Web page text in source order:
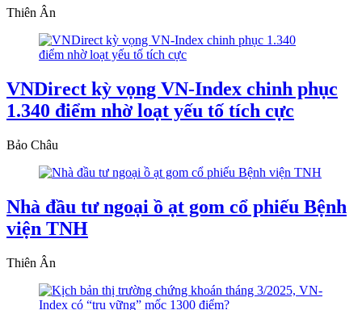
Thiên Ân
VNDirect kỳ vọng VN-Index chinh phục
1.340 điểm nhờ loạt yếu tố tích cực
Bảo Châu
Nhà đầu tư ngoại ồ ạt gom cổ phiếu Bệnh
viện TNH
Thiên Ân